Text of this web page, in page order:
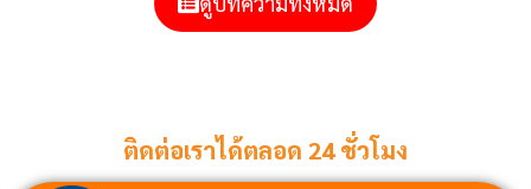
ติดต่อเราได้ตลอด 24 ชั่วโมง